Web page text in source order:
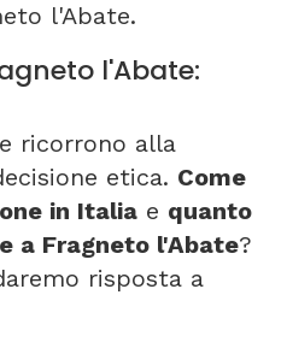
l'Abate.
l'Abate:
ricorrono alla
etica. Come
in Italia e quanto
a Fragneto l'Abate?
risposta a